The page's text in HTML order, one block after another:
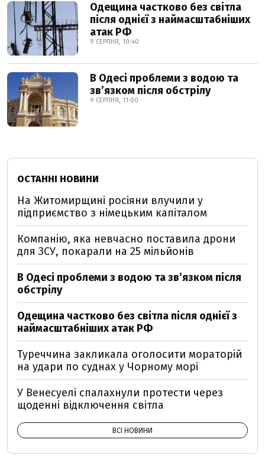
Одещина частково без світла
після однієї з наймасштабніших
атак РФ
9 СЕРПНЯ, 10:40
В Одесі проблеми з водою та
звʼязком після обстрілу
9 СЕРПНЯ, 11:00
ОСТАННІ НОВИНИ
На Житомирщині росіяни влучили у
підприємство з німецьким капіталом
Компанію, яка невчасно поставила дрони
для ЗСУ, покарали на 25 мільйонів
В Одесі проблеми з водою та звʼязком після
обстрілу
Одещина частково без світла після однієї з
наймасштабніших атак РФ
Туреччина закликала оголосити мораторій
на удари по суднах у Чорному морі
У Венесуелі спалахнули протести через
щоденні відключення світла
ВСІ НОВИНИ